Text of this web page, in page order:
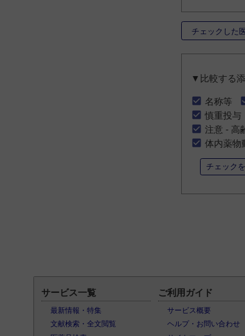
チェックした
▼比較する
名称等
慎重投与
注意 - 高
体内薬物
チェック
サービス一覧
最新情報・特集
文献検索・全文閲覧
ご利用ガイド
サービス概要
ヘルプ・お問い合わせ